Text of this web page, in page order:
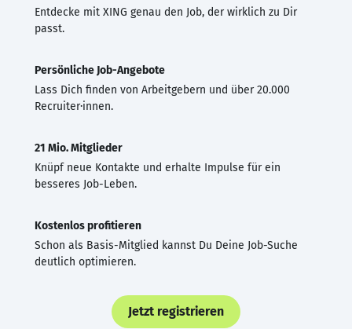
Entdecke mit XING genau den Job, der wirklich zu Dir
passt.
Persönliche Job-Angebote
Lass Dich finden von Arbeitgebern und über 20.000
Recruiter·innen.
21 Mio. Mitglieder
Knüpf neue Kontakte und erhalte Impulse für ein
besseres Job-Leben.
Kostenlos profitieren
Schon als Basis-Mitglied kannst Du Deine Job-Suche
deutlich optimieren.
Jetzt registrieren